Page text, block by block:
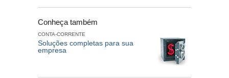
Conheça também
CONTA-CORRENTE
Soluções completas para sua
empresa